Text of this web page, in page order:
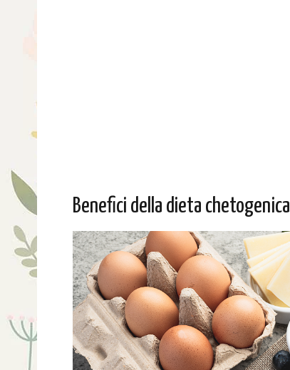
Benefici della dieta chetogenica